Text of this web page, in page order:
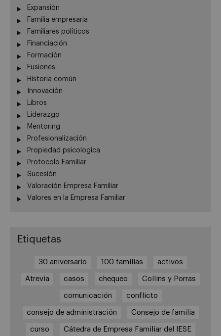
Expansión
Familia empresaria
Familiares políticos
Financiación
Formación
Fusiones
Historia común
Innovación
Libros
Liderazgo
Mentoring
Profesionalización
Propiedad psicologica
Protocolo Familiar
Sucesión
Valoración Empresa Familiar
Valores en la Empresa Familiar
Etiquetas
30 aniversario 100 familias activos
Atrevia casos chequeo Collins y Porras
comunicación conflicto
consejo de administración Consejo de familia
curso Cátedra de Empresa Familiar del IESE